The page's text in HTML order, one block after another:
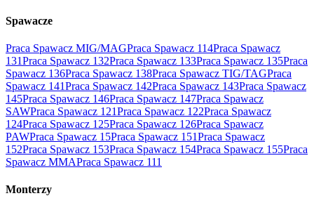
Spawacze
Praca Spawacz MIG/MAGPraca Spawacz 114Praca Spawacz
131Praca Spawacz 132Praca Spawacz 133Praca Spawacz 135Praca
Spawacz 136Praca Spawacz 138Praca Spawacz TIG/TAGPraca
Spawacz 141Praca Spawacz 142Praca Spawacz 143Praca Spawacz
145Praca Spawacz 146Praca Spawacz 147Praca Spawacz
SAWPraca Spawacz 121Praca Spawacz 122Praca Spawacz
124Praca Spawacz 125Praca Spawacz 126Praca Spawacz
PAWPraca Spawacz 15Praca Spawacz 151Praca Spawacz
152Praca Spawacz 153Praca Spawacz 154Praca Spawacz 155Praca
Spawacz MMAPraca Spawacz 111
Monterzy